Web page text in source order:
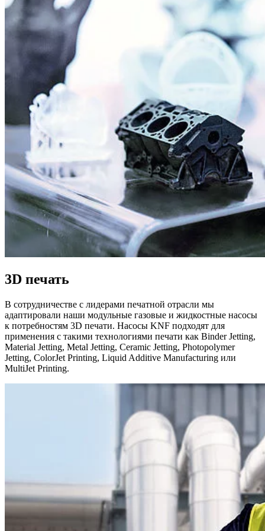
3D печать
В сотрудничестве с лидерами печатной отрасли мы
адаптировали наши модульные газовые и жидкостные насосы
к потребностям 3D печати. Насосы KNF подходят для
применения с такими технологиями печати как Binder Jetting,
Material Jetting, Metal Jetting, Ceramic Jetting, Photopolymer
Jetting, ColorJet Printing, Liquid Additive Manufacturing или
MultiJet Printing.